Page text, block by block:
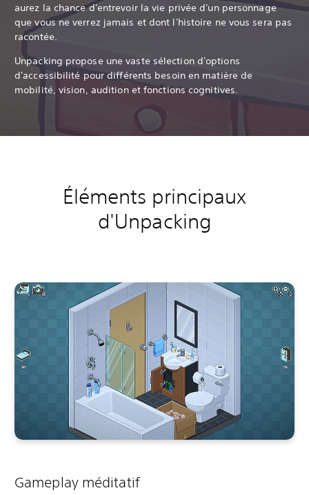
aurez la chance d'entrevoir la vie privée d'un personnage
que vous ne verrez jamais et dont l'histoire ne vous sera pas
racontée.
Unpacking propose une vaste sélection d'options
d'accessibilité pour différents besoin en matière de
mobilité, vision, audition et fonctions cognitives.
Éléments principaux
d'Unpacking
Gameplay méditatif